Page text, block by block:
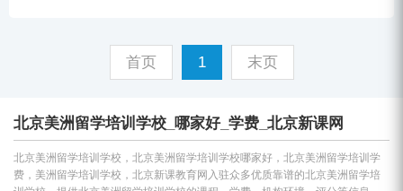
首页 1 末页
北京美洲留学培训学校_哪家好_学费_北京新课网
北京美洲留学培训学校，北京美洲留学培训学校哪家好，北京美洲留学培训学
费，美洲留学培训学校，北京新课教育网入驻众多优质靠谱的北京美洲留学培